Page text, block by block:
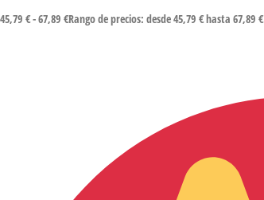
45,79 €-67,89 €Rango de precios: desde 45,79 € hasta 67,89 €